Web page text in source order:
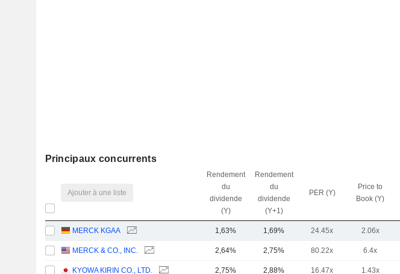
Principaux concurrents
Ajouter à une liste
Rendement
du
dividende
(Y)
Rendement
du
dividende
(Y+1)
PER (Y)
Price to
Book (Y)
MERCK KGAA 1,63% 1,69% 24.45x 2.06x
MERCK & CO., INC. 2,64% 2,75% 80.22x 6.4x
KYOWA KIRIN CO., LTD. 2,75% 2,88% 16.47x 1.43x